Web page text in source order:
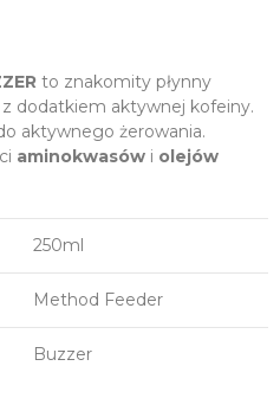
to znakomity płynny
dodatkiem aktywnej kofeiny.
aktywnego żerowania.
aminokwasów i olejów
250ml
Method Feeder
Buzzer